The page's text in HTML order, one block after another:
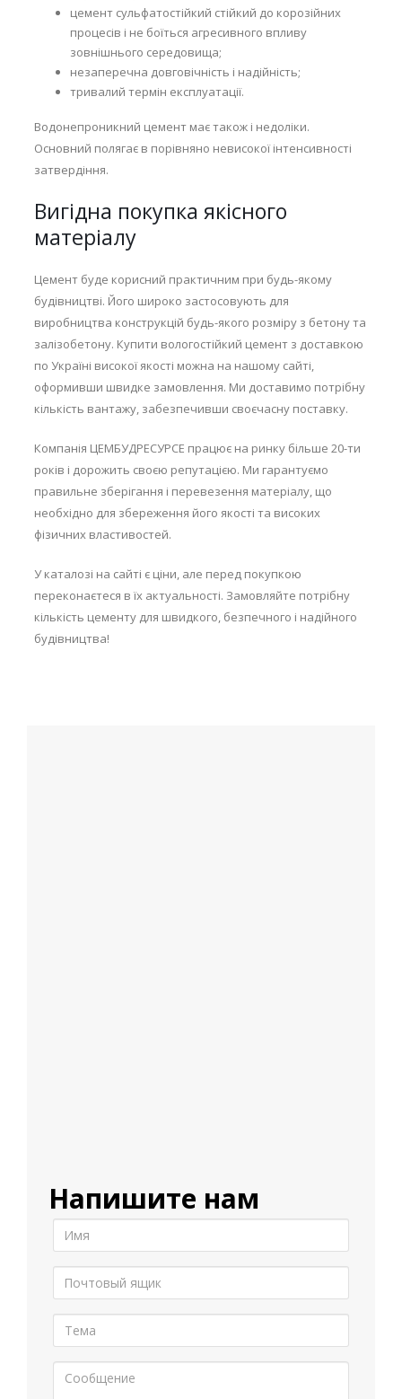
цемент сульфатостійкий стійкий до корозійних
процесів і не боїться агресивного впливу
зовнішнього середовища;
незаперечна довговічність і надійність;
тривалий термін експлуатації.
Водонепроникний цемент має також і недоліки.
Основний полягає в порівняно невисокої інтенсивності
затвердіння.
Вигідна покупка якісного
матеріалу
Цемент буде корисний практичним при будь-якому
будівництві. Його широко застосовують для
виробництва конструкцій будь-якого розміру з бетону та
залізобетону. Купити вологостійкий цемент з доставкою
по Україні високої якості можна на нашому сайті,
оформивши швидке замовлення. Ми доставимо потрібну
кількість вантажу, забезпечивши своєчасну поставку.
Компанія ЦЕМБУДРЕСУРСЕ працює на ринку більше 20-ти
років і дорожить своєю репутацією. Ми гарантуємо
правильне зберігання і перевезення матеріалу, що
необхідно для збереження його якості та високих
фізичних властивостей.
У каталозі на сайті є ціни, але перед покупкою
переконаєтеся в їх актуальності. Замовляйте потрібну
кількість цементу для швидкого, безпечного і надійного
будівництва!
Напишите нам